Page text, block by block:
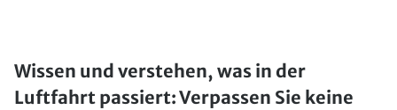
Wissen und verstehen, was in der
Luftfahrt passiert: Verpassen Sie keine